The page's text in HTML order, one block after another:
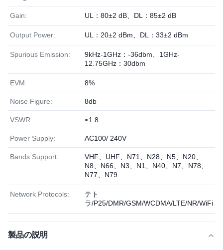
Gain: UL：80±2 dB、DL：85±2 dB
Output Power: UL：20±2 dBm、DL：33±2 dBm
Spurious Emission:
9kHz-1GHz：-36dbm、1GHz-
12.75GHz：30dbm
EVM: 8%
Noise Figure: 8db
VSWR: ≤1.8
Power Supply: AC100/ 240V
Bands Support:
VHF、UHF、N71、N28、N5、N20、
N8、N66、N3、N1、N40、N7、N78、
N77、N79
Network Protocols:
テト
ラ/P25/DMR/GSM/WCDMA/LTE/NR/WiFi
製品の説明